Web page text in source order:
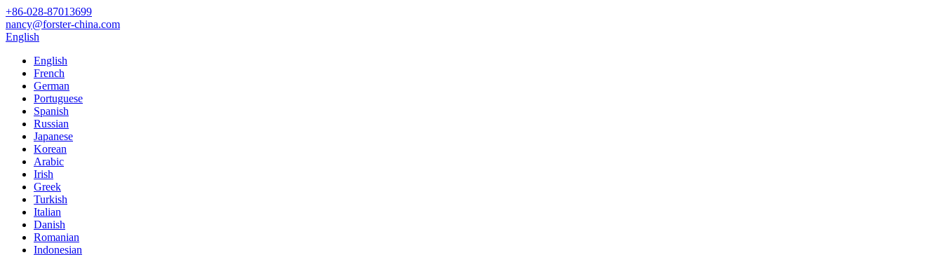
+86-028-87013699
nancy@forster-china.com
English
English
French
German
Portuguese
Spanish
Russian
Japanese
Korean
Arabic
Irish
Greek
Turkish
Italian
Danish
Romanian
Indonesian